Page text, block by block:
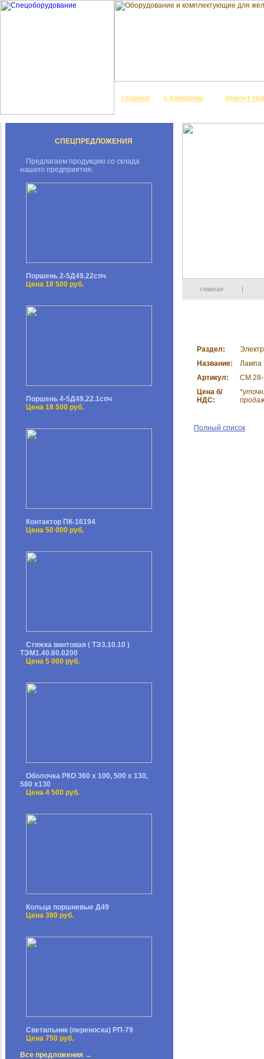
главная о компании ремонт
СПЕЦПРЕДЛОЖЕНИЯ
Предлагаем продукцию со склада
нашего предприятия:
Поршень 2-5Д49.22спч
Цена 18 500 руб.
Поршень 4-5Д49.22.1спч
Цена 18 500 руб.
Контактор ПК-16194
Цена 50 000 руб.
Стяжка винтовая ( ТЭ3.10.10 )
ТЭМ1.40.60.0200
Цена 5 000 руб.
Оболочка РКО 360 х 100, 500 х 130,
580 х130
Цена 4 500 руб.
Кольца поршневые Д49
Цена 380 руб.
Светильник (переноска) РП-79
Цена 750 руб.
Все предложения →
главная |
Раздел:
Название:
Лампа
Артикул:
СМ 28-
Цена б/
НДС:
Полный список